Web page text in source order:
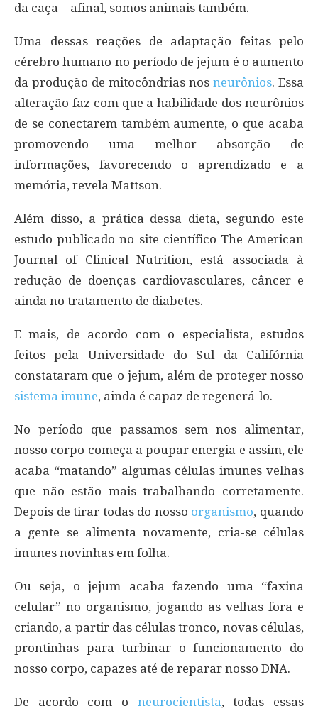
da caça – afinal, somos animais também.
Uma dessas reações de adaptação feitas pelo
cérebro humano no período de jejum é o aumento
da produção de mitocôndrias nos neurônios. Essa
alteração faz com que a habilidade dos neurônios
de se conectarem também aumente, o que acaba
promovendo uma melhor absorção de
informações, favorecendo o aprendizado e a
memória, revela Mattson.
Além disso, a prática dessa dieta, segundo este
estudo publicado no site científico The American
Journal of Clinical Nutrition, está associada à
redução de doenças cardiovasculares, câncer e
ainda no tratamento de diabetes.
E mais, de acordo com o especialista, estudos
feitos pela Universidade do Sul da Califórnia
constataram que o jejum, além de proteger nosso
sistema imune, ainda é capaz de regenerá-lo.
No período que passamos sem nos alimentar,
nosso corpo começa a poupar energia e assim, ele
acaba “matando” algumas células imunes velhas
que não estão mais trabalhando corretamente.
Depois de tirar todas do nosso organismo, quando
a gente se alimenta novamente, cria-se células
imunes novinhas em folha.
Ou seja, o jejum acaba fazendo uma “faxina
celular” no organismo, jogando as velhas fora e
criando, a partir das células tronco, novas células,
prontinhas para turbinar o funcionamento do
nosso corpo, capazes até de reparar nosso DNA.
De acordo com o neurocientista, todas essas